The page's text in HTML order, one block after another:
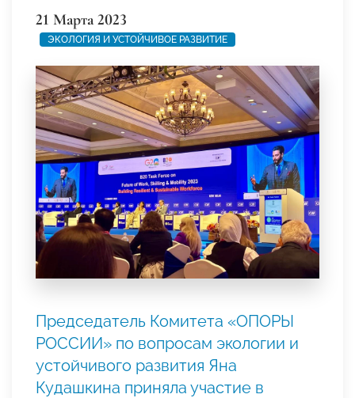
21 Марта 2023
ЭКОЛОГИЯ И УСТОЙЧИВОЕ РАЗВИТИЕ
Председатель Комитета «ОПОРЫ
РОССИИ» по вопросам экологии и
устойчивого развития Яна
Кудашкина приняла участие в